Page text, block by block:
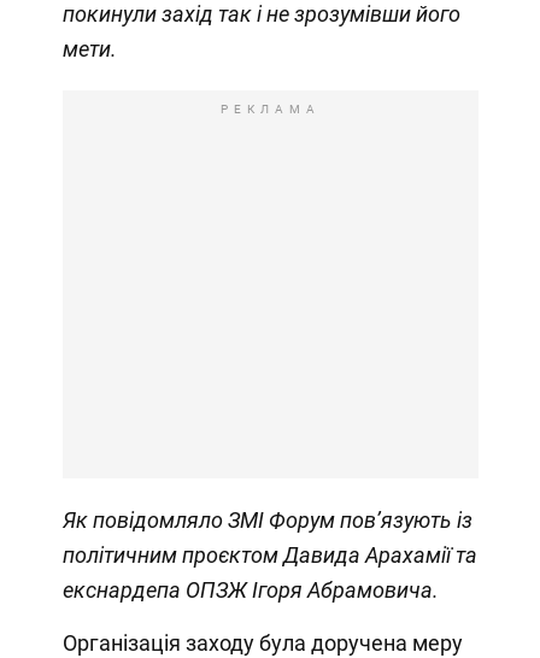
покинули захід так і не зрозумівши його
мети.
РЕКЛАМА
Як повідомляло ЗМІ Форумпов’язують із
політичним проєктом Давида Арахамії та
екснардепа ОПЗЖ Ігоря Абрамовича.
Організація заходу була доручена меру